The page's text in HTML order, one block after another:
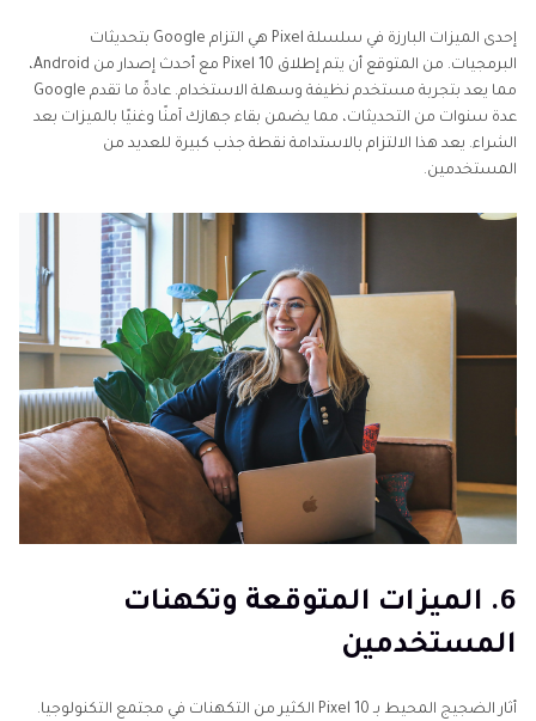
إحدى الميزات البارزة في سلسلة Pixel هي التزام Google بتحديثات
البرمجيات. من المتوقع أن يتم إطلاق Pixel 10 مع أحدث إصدار من Android،
مما يعد بتجربة مستخدم نظيفة وسهلة الاستخدام. عادةً ما تقدم Google
عدة سنوات من التحديثات، مما يضمن بقاء جهازك آمنًا وغنيًا بالميزات بعد
الشراء. يعد هذا الالتزام بالاستدامة نقطة جذب كبيرة للعديد من
المستخدمين.
6. الميزات المتوقعة وتكهنات
المستخدمين
أثار الضجيج المحيط بـ Pixel 10 الكثير من التكهنات في مجتمع التكنولوجيا.